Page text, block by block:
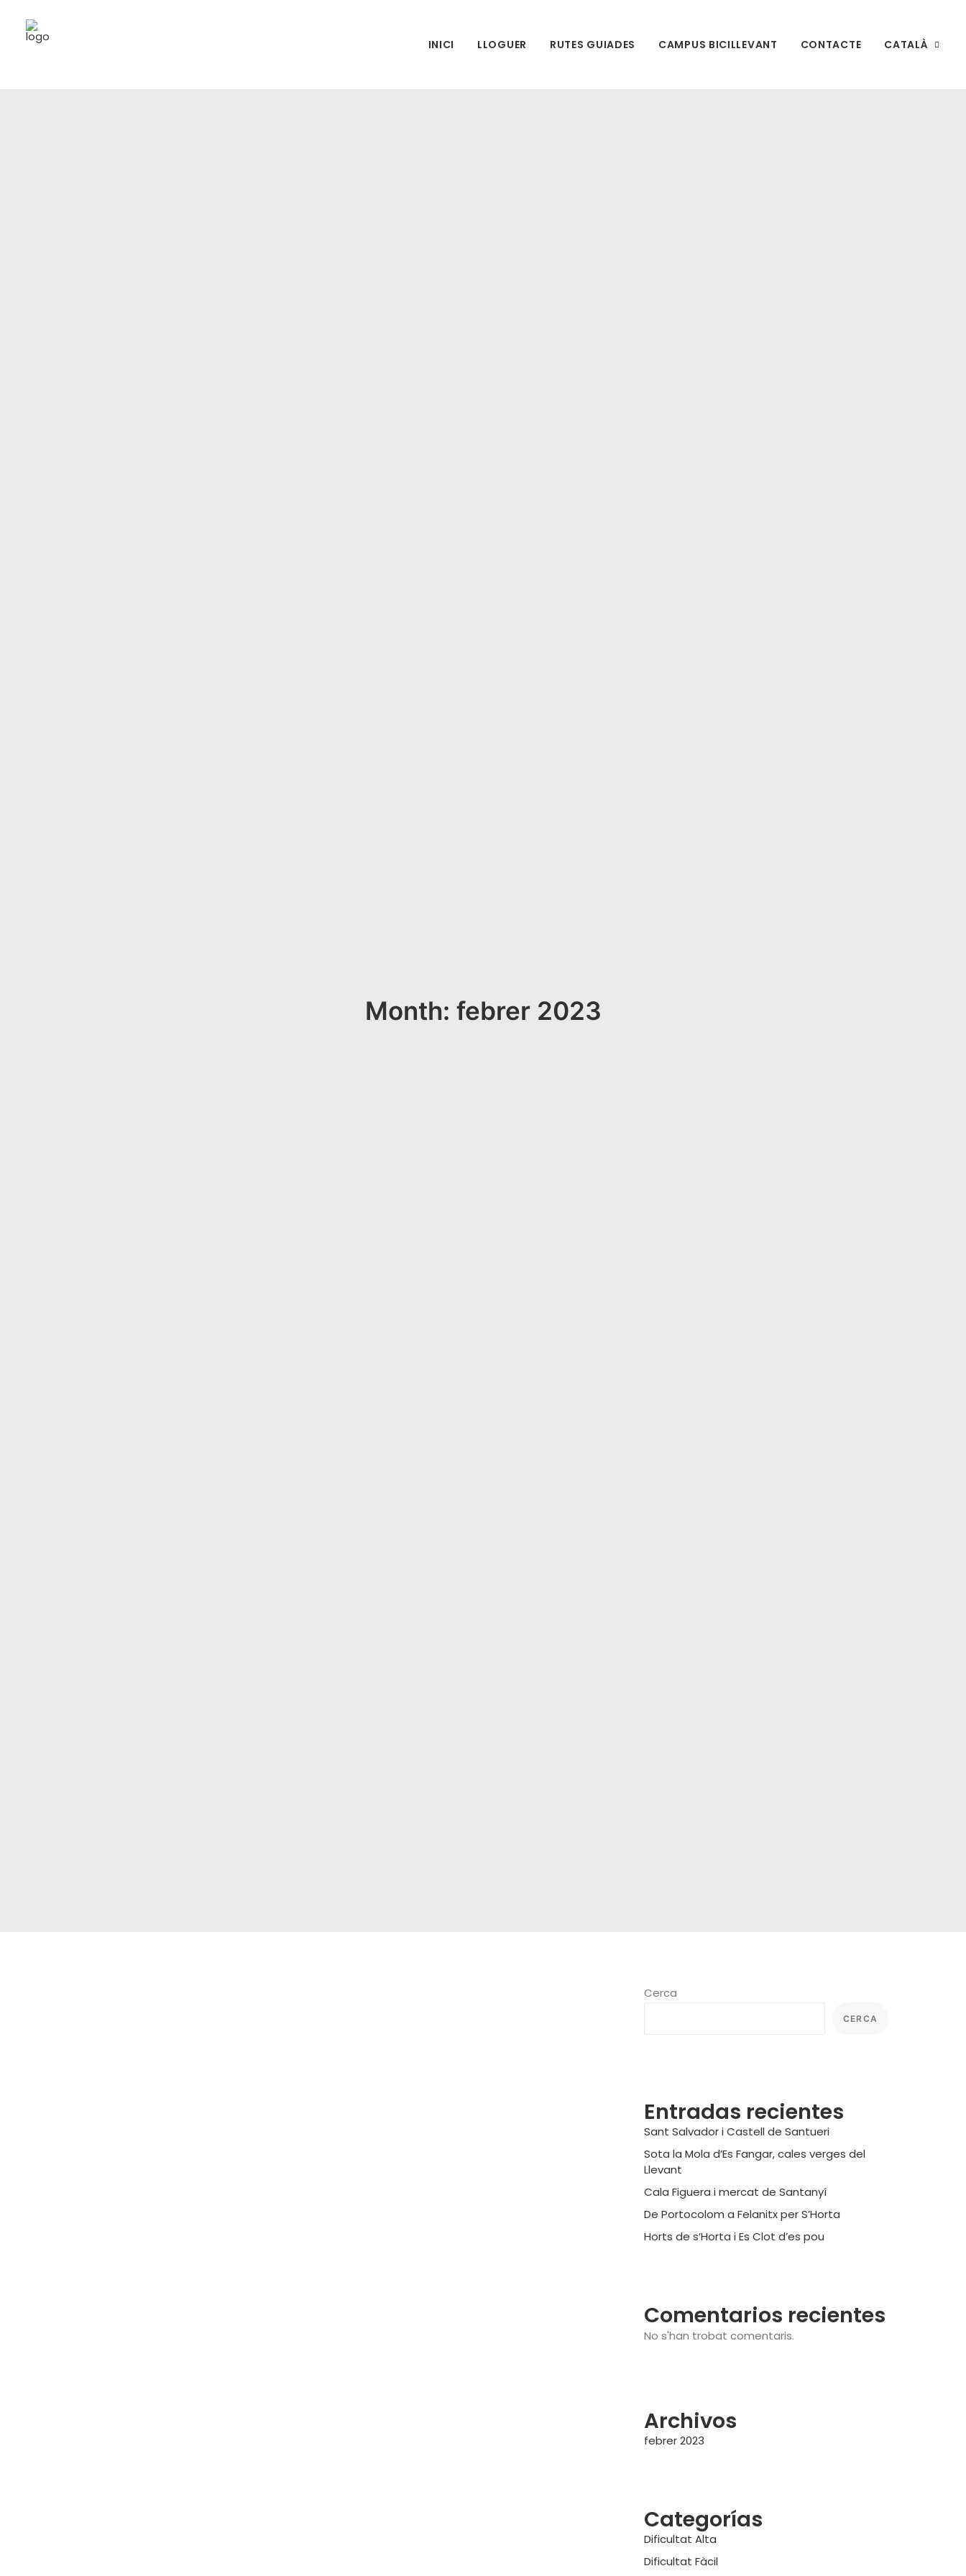
INICI LLOGUER RUTES GUIADES CAMPUS BICILLEVANT CONTACTE CATALÀ
Month: febrer 2023
Cerca
CERCA
Entradas recientes
Sant Salvador i Castell de Santueri
Sota la Mola d’Es Fangar, cales verges del
Llevant
Cala Figuera i mercat de Santanyí
De Portocolom a Felanitx per S’Horta
Horts de s’Horta i Es Clot d’es pou
Comentarios recientes
No s'han trobat comentaris.
Archivos
febrer 2023
Categorías
Dificultat Alta
Dificultat Fàcil